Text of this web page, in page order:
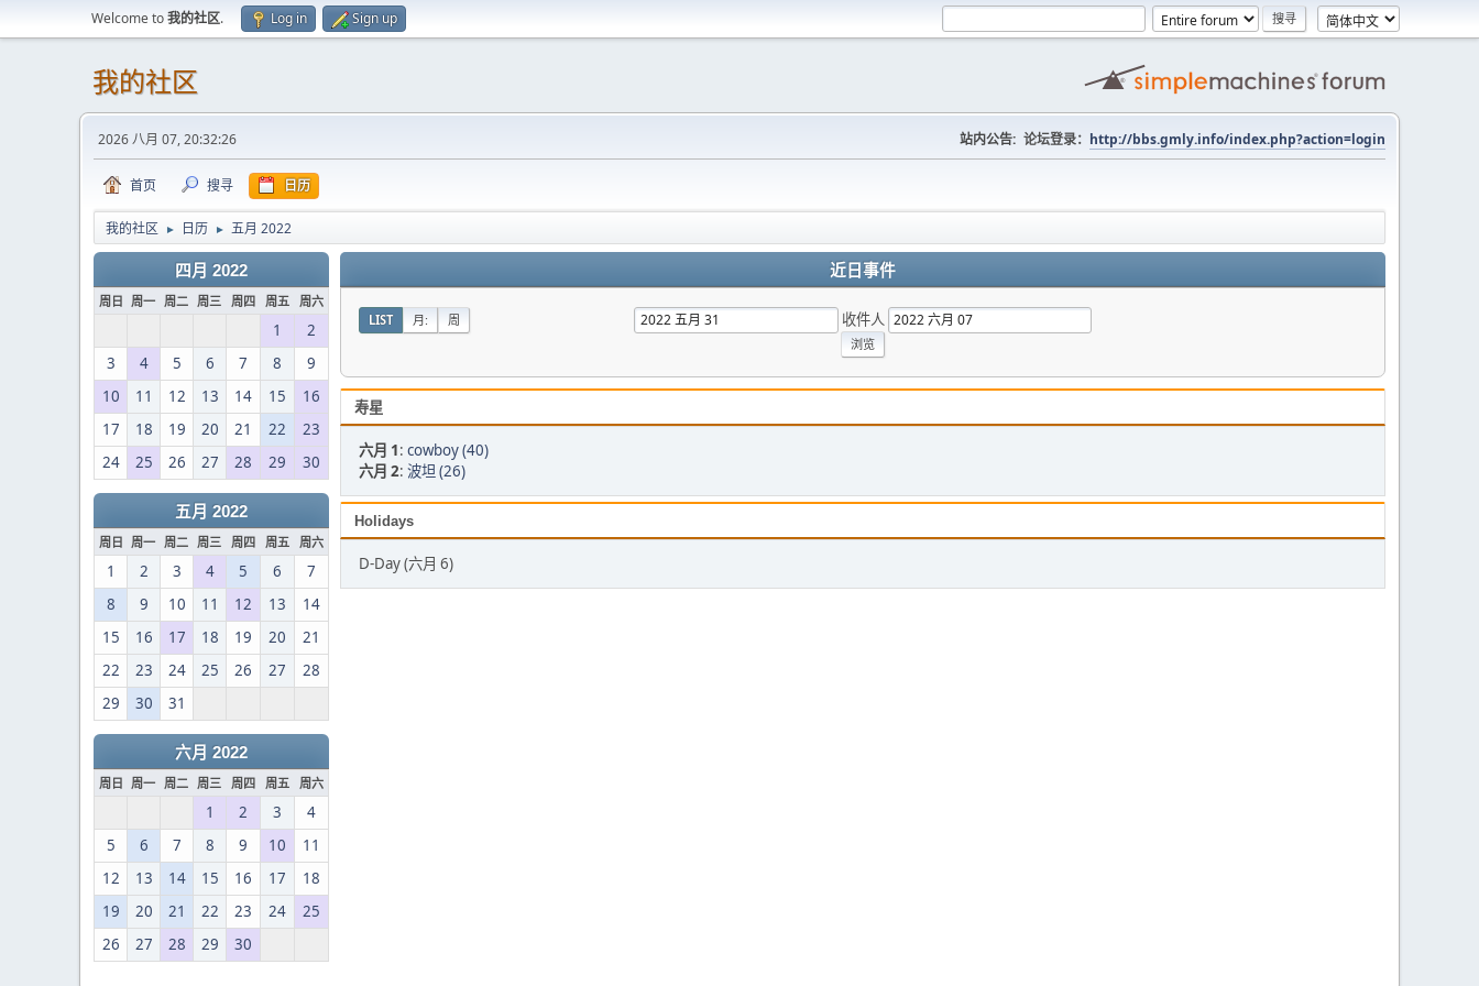
Welcome to我的社区. Log in Sign up
我的社区
2026 八月 07, 20:32:26 站内公告: 论坛登录： http://bbs.gmly.info/index.php?action=login
首页 搜寻 日历
我的社区 ► 日历 ► 五月 2022
四月 2022
周日 周一 周二 周三 周四 周五 周六
1
2
3
4 5 6 7 8
9
10
11 12 13 14 15
16
17
18 19 20 21 22
23
24
25 26 27 28 29 30
五月 2022
周日 周一 周二 周三 周四 周五 周六
1 2 3 4 5 6
7
8
9 10 11 12 13
14
15
16 17 18 19 20
21
22
23 24 25 26 27
28
29
30 31
六月 2022
周日 周一 周二 周三 周四 周五 周六
1 2 3
4
5
6 7 8 9 10
11
12
13 14 15 16 17
18
19
20 21 22 23 24
25
26
27 28 29 30
近日事件
LIST 月: 周 收件人
寿星
六月 1: cowboy (40)
六月 2: 波坦 (26)
Holidays
D-Day (六月 6)